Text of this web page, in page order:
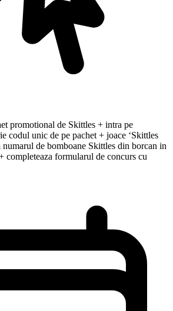
promotional de Skittles + intra pe
codul unic de pe pachet + joace ‘Skittles
numarul de bomboane Skittles din borcan in
completeaza formularul de concurs cu